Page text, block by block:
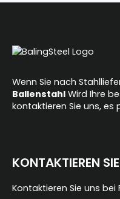
Wenn Sie nach
Ballenstahl Wird Ihre
kontaktieren Sie uns, es
KONTAKTIEREN
Kontaktieren Sie uns bei